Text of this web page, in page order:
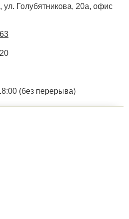
ул. Голубятникова, 20а, офис
(без перерыва)